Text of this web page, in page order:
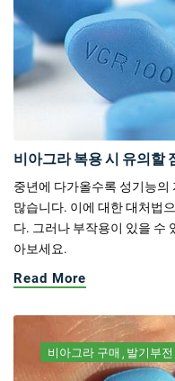
비아그라 복용 시 유의할
중년에 다가올수록 성기능의
많습니다. 이에 대한 대처법
다. 그러나 부작용이 있을 수
아보세요.
Read More
비아그라 구매 발기부전